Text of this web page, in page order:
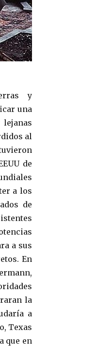
y
una
al
de
a los
de
a sus
En
la
a
Texas
que en